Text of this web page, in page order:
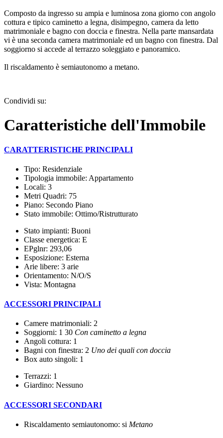
Composto da ingresso su ampia e luminosa zona giorno con angolo
cottura e tipico caminetto a legna, disimpegno, camera da letto
matrimoniale e bagno con doccia e finestra. Nella parte mansardata
vi è una seconda camera matrimoniale ed un bagno con finestra. Dal
soggiorno si accede al terrazzo soleggiato e panoramico.
Il riscaldamento è semiautonomo a metano.
Condividi su:
Caratteristiche dell'Immobile
CARATTERISTICHE PRINCIPALI
Tipo: Residenziale
Tipologia immobile: Appartamento
Locali: 3
Metri Quadri: 75
Piano: Secondo Piano
Stato immobile: Ottimo/Ristrutturato
Stato impianti: Buoni
Classe energetica: E
EPglnr: 293,06
Esposizione: Esterna
Arie libere: 3 arie
Orientamento: N/O/S
Vista: Montagna
ACCESSORI PRINCIPALI
Camere matrimoniali: 2
Soggiorni: 1 30 Con caminetto a legna
Angoli cottura: 1
Bagni con finestra: 2 Uno dei quali con doccia
Box auto singoli: 1
Terrazzi: 1
Giardino: Nessuno
ACCESSORI SECONDARI
Riscaldamento semiautonomo: si Metano